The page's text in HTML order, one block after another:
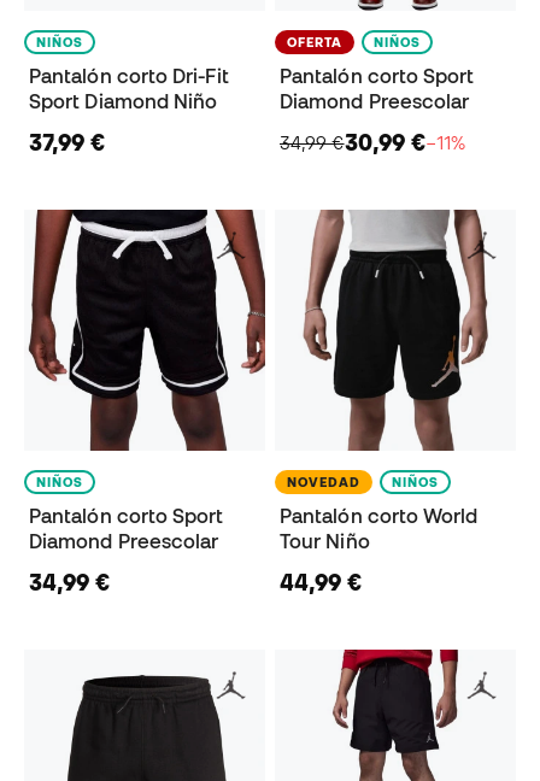
NIÑOS
Pantalón corto Dri-Fit
Sport Diamond Niño
37,99 €
OFERTA NIÑOS
Pantalón corto Sport
Diamond Preescolar
34,99 €30,99 €−11%
NIÑOS
Pantalón corto Sport
Diamond Preescolar
34,99 €
NOVEDAD NIÑOS
Pantalón corto World
Tour Niño
44,99 €